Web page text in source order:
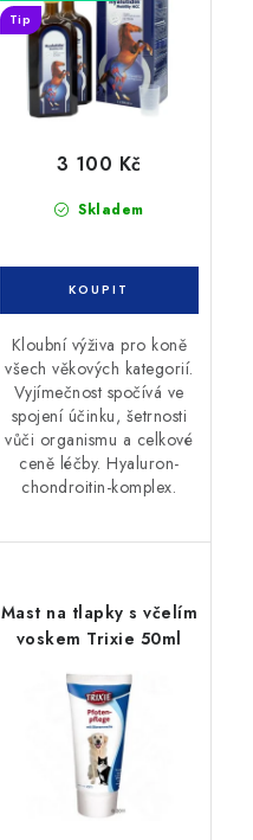
Tip
Skladem
3 100 Kč
Kloubní výživa pro koně
všech věkových kategorií.
Vyjímečnost spočívá ve
spojení účinku, šetrnosti
vůči organismu a celkové
ceně léčby. Hyaluron-
chondroitin-komplex.
Mast na tlapky s včelím
voskem Trixie 50ml